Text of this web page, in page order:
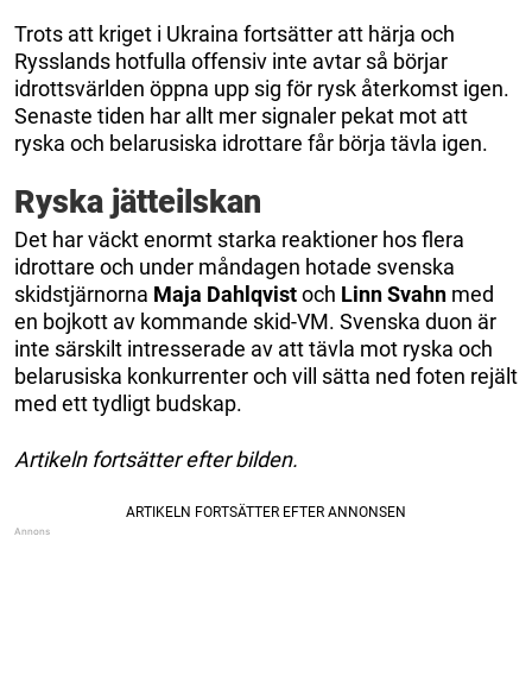
Trots att kriget i Ukraina fortsätter att härja och
Rysslands hotfulla offensiv inte avtar så börjar
idrottsvärlden öppna upp sig för rysk återkomst igen.
Senaste tiden har allt mer signaler pekat mot att
ryska och belarusiska idrottare får börja tävla igen.
Ryska jätteilskan
Det har väckt enormt starka reaktioner hos flera
idrottare och under måndagen hotade svenska
skidstjärnorna Maja Dahlqvistoch Linn Svahn med
en bojkott av kommande skid-VM. Svenska duon är
inte särskilt intresserade av att tävla mot ryska och
belarusiska konkurrenter och vill sätta ned foten rejält
med ett tydligt budskap.
Artikeln fortsätter efter bilden.